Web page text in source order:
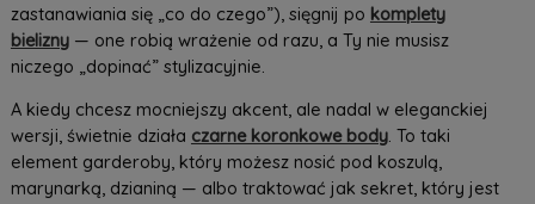
zastanawiania się „co do czego”), sięgnij po komplety
bielizny— one robią wrażenie od razu, a Ty nie musisz
niczego „dopinać” stylizacyjnie.
A kiedy chcesz mocniejszy akcent, ale nadal w eleganckiej
wersji, świetnie działa czarne koronkowe body. To taki
element garderoby, który możesz nosić pod koszulą,
marynarką, dzianiną — albo traktować jak sekret, który jest